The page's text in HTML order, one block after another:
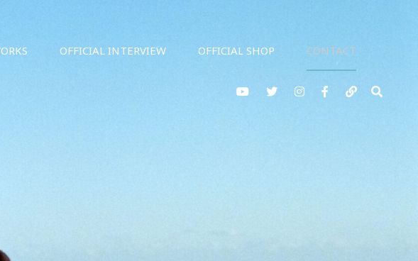
OFFICIAL INTERVIEW OFFICIAL SHOP CONTACT
YouTube
twitterInstagramFacebook
note